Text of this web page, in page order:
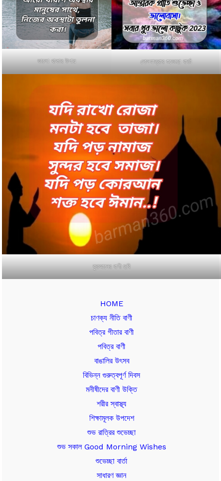
ভালো থাকার উপায় দোলযাত্রার শুভেচ্ছা বার্তা
কুরআনের বাণী ছবি
HOME
চাণক্য নীতি বাণী
পবিত্র গীতার বাণী
পবিত্র বাণী
বাঙালির উৎসব
বিভিন্ন গুরুত্বপূর্ণ দিবস
মনীষীদের বাণী উক্তি
শরীর স্বাস্থ্য
শিক্ষামূলক উপদেশ
শুভ রাত্রির শুভেচ্ছা
শুভ সকাল Good Morning Wishes
শুভেচ্ছা বার্তা
সাধারণ জ্ঞান